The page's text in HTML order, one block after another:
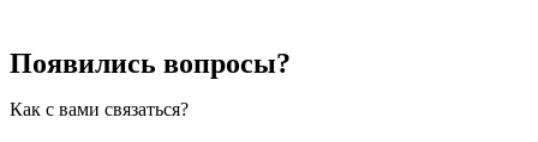
Появились вопросы?
Как с вами связаться?